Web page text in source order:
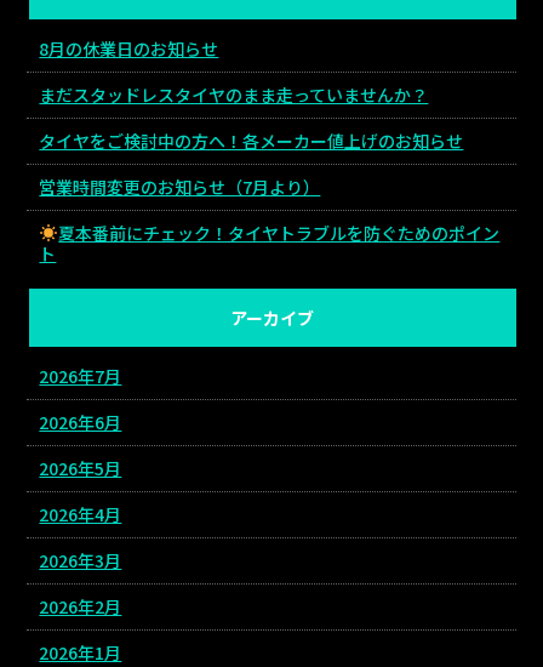
8月の休業日のお知らせ
まだスタッドレスタイヤのまま走っていませんか？
タイヤをご検討中の方へ！各メーカー値上げのお知らせ
営業時間変更のお知らせ（7月より）
夏本番前にチェック！タイヤトラブルを防ぐためのポイン
ト
アーカイブ
2026年7月
2026年6月
2026年5月
2026年4月
2026年3月
2026年2月
2026年1月